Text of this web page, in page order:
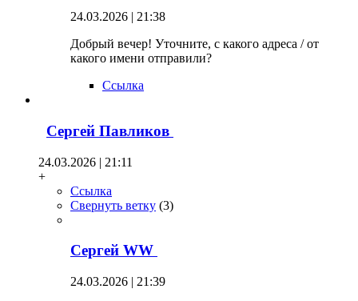
24.03.2026 | 21:38
Добрый вечер! Уточните, с какого адреса / от
какого имени отправили?
Ссылка
Сергей Павликов
24.03.2026 | 21:11
+
Ссылка
Свернуть ветку (3)
Сергей WW
24.03.2026 | 21:39